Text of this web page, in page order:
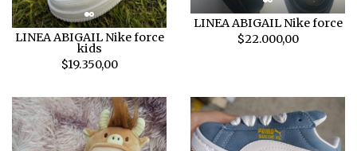
LINEA ABIGAIL Nike force
kids
$19.350,00
LINEA ABIGAIL Nike force
$22.000,00